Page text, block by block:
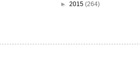
► 2015 (264)